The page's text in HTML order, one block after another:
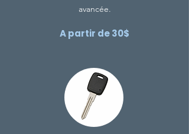
avancée.
A partir de 30$